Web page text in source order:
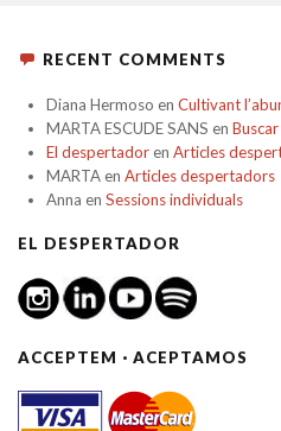
RECENT COMMENTS
Diana Hermoso en Cultivant
MARTA ESCUDE SANS en
El despertadoren Articles
MARTAen Articles despertadors
Anna en Sessions individuals
EL DESPERTADOR
ACCEPTEM · ACEPTAMOS